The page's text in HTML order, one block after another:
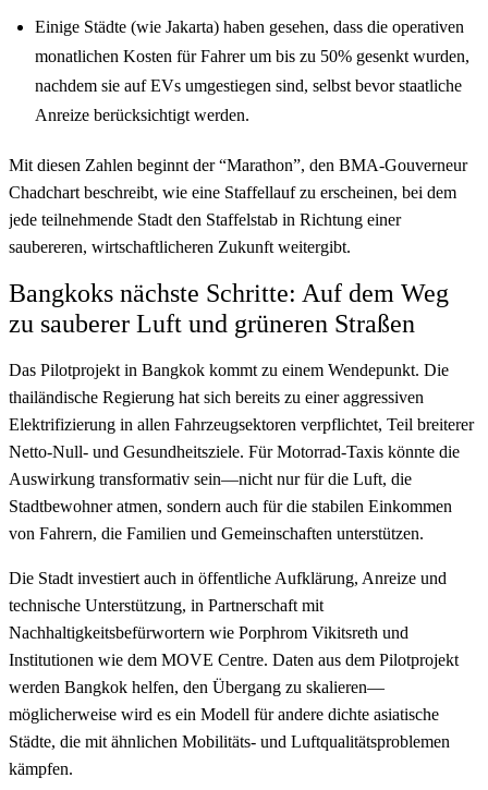
Einige Städte (wie Jakarta) haben gesehen, dass die operativen
monatlichen Kosten für Fahrer um bis zu 50% gesenkt wurden,
nachdem sie auf EVs umgestiegen sind, selbst bevor staatliche
Anreize berücksichtigt werden.
Mit diesen Zahlen beginnt der “Marathon”, den BMA-Gouverneur
Chadchart beschreibt, wie eine Staffellauf zu erscheinen, bei dem
jede teilnehmende Stadt den Staffelstab in Richtung einer
saubereren, wirtschaftlicheren Zukunft weitergibt.
Bangkoks nächste Schritte: Auf dem Weg
zu sauberer Luft und grüneren Straßen
Das Pilotprojekt in Bangkok kommt zu einem Wendepunkt. Die
thailändische Regierung hat sich bereits zu einer aggressiven
Elektrifizierung in allen Fahrzeugsektoren verpflichtet, Teil breiterer
Netto-Null- und Gesundheitsziele. Für Motorrad-Taxis könnte die
Auswirkung transformativ sein—nicht nur für die Luft, die
Stadtbewohner atmen, sondern auch für die stabilen Einkommen
von Fahrern, die Familien und Gemeinschaften unterstützen.
Die Stadt investiert auch in öffentliche Aufklärung, Anreize und
technische Unterstützung, in Partnerschaft mit
Nachhaltigkeitsbefürwortern wie Porphrom Vikitsreth und
Institutionen wie dem MOVE Centre. Daten aus dem Pilotprojekt
werden Bangkok helfen, den Übergang zu skalieren—
möglicherweise wird es ein Modell für andere dichte asiatische
Städte, die mit ähnlichen Mobilitäts- und Luftqualitätsproblemen
kämpfen.